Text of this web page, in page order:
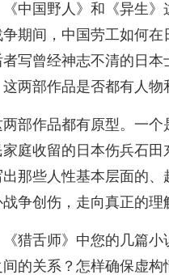
中国野人》和《异生》
期间，中国劳工如何
者写曾经神志不清的日
两部作品是否都有人
两部作品都有原型。一
庭收留的日本伤兵石
那些人性基本层面的
争创伤，走向真正的理
猎舌师》中您的几篇
的关系？怎样确保虚